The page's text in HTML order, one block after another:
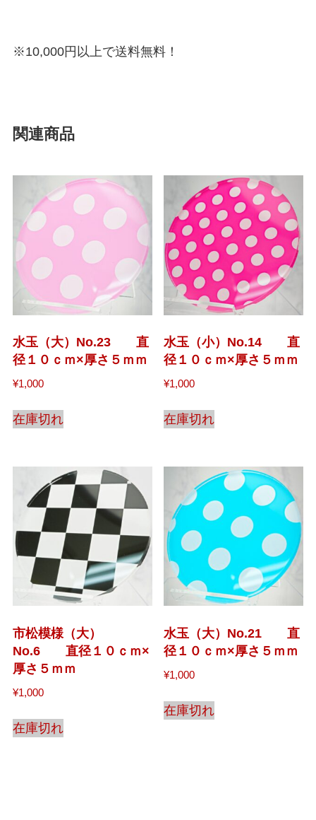
※10,000円以上で送料無料！
関連商品
水玉（大）No.23 直
径１０ｃｍ×厚さ５ｍｍ
¥1,000
在庫切れ
水玉（小）No.14 直
径１０ｃｍ×厚さ５ｍｍ
¥1,000
在庫切れ
市松模様（大）
No.6 直径１０ｃｍ×
厚さ５ｍｍ
¥1,000
在庫切れ
水玉（大）No.21 直
径１０ｃｍ×厚さ５ｍｍ
¥1,000
在庫切れ